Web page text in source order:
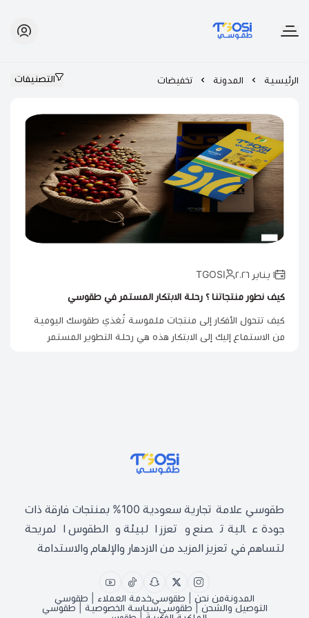
طقوسي | TGOSI
الرئيسية المدونة تخفيضات التصنيفات
١ يناير ٢٠٢٦
كيف نطور منتجاتنا ؟ رحلة الابتكار المستمر في طقوسي
كيف تتحول الأفكار إلى منتجات ملموسة تُغذي طقوسك اليومية
من الاستماع إليك إلى الابتكار هذه هي رحلة التطوير المستمر
طقوسي | TGOSIطقوسي علامة تجارية سعودية 100% بمنتجات فارقة ذات
جودة عالية تصنع وتعزز البيئة والطقوس المريحة
لتساهم في تعزيز المزيد من الازدهار والإلهام والاستدامة
المدونةمن نحن | طقوسيخدمة العملاء | طقوسي
التوصيل والشحن | طقوسيسياسة الخصوصية | طقوسي